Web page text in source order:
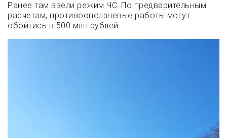
Ранее там ввели режим ЧС. По предварительным
расчетам, противооползневые работы могут
обойтись в 500 млн рублей.